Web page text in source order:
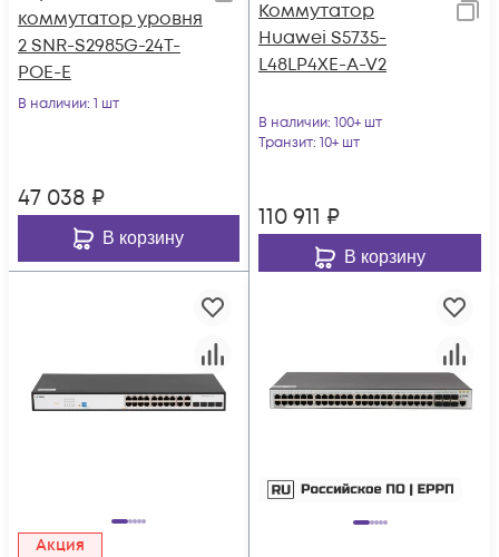
коммутатор уровня
2 SNR-S2985G-24T-
POE-E
В наличии: 1 шт
47 038 ₽
В корзину
Коммутатор
Huawei S5735-
L48LP4XE-A-V2
В наличии: 100+ шт
Транзит: 10+ шт
110 911 ₽
В корзину
Акция